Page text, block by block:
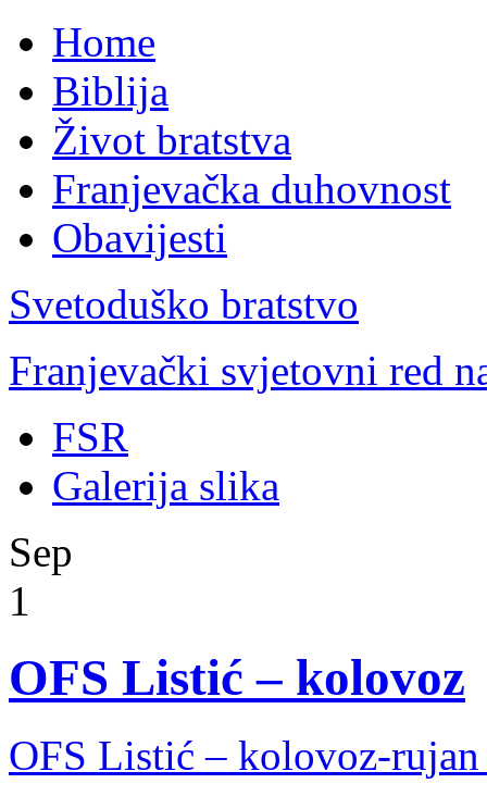
Home
Biblija
Život bratstva
Franjevačka duhovnost
Obavijesti
Svetoduško bratstvo
Franjevački svjetovni red
FSR
Galerija slika
Sep
1
OFS Listić – kolovoz
OFS Listić – kolovoz-